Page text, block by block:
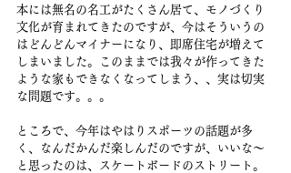
本には無名の名工がたくさん居て、モノづくり
文化が育まれてきたのですが、今はそういうの
はどんどんマイナーになり、即席住宅が増えて
しまいました。このままでは我々が作ってきた
ような家もできなくなってしまう、、実は切実
な問題です。。。
ところで、今年はやはりスポーツの話題が多
く、なんだかんだ楽しんだのですが、いいな〜
と思ったのは、スケートボードのストリート。